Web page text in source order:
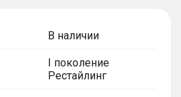
В наличии
I поколение
Рестайлинг